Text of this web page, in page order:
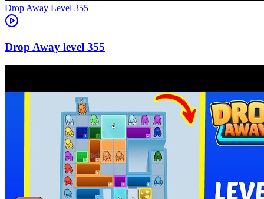
Level 355
355